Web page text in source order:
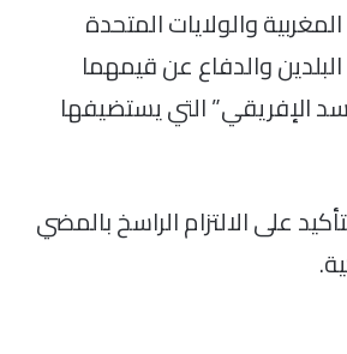
والولايات المتحدة
والدفاع عن قيمهما
الإفريقي” التي يستضيفها
على الالتزام الراسخ بالمضي